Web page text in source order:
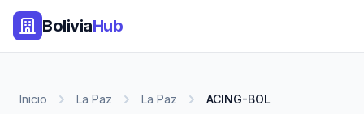
BoliviaHub
Inicio La Paz La Paz ACING-BOL